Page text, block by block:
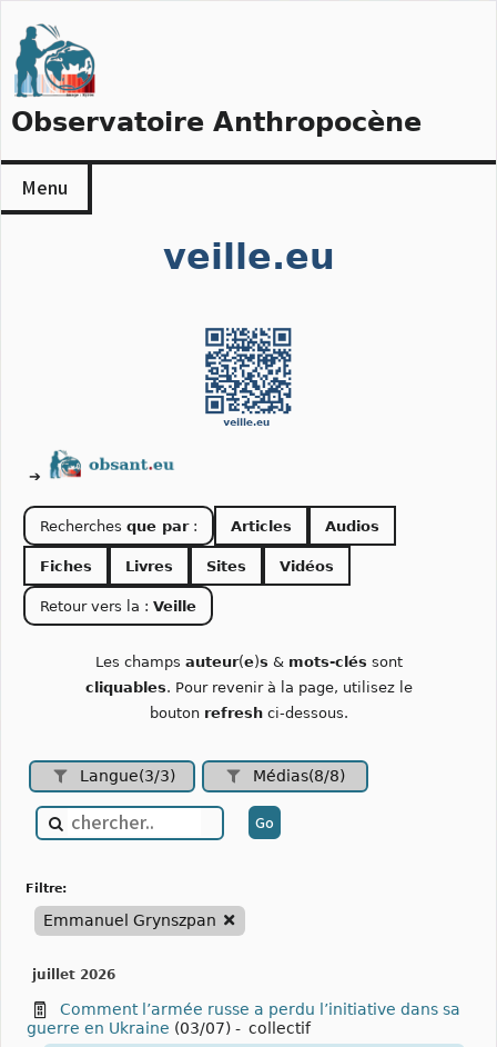
to
content
Observatoire Anthropocène
Menu
veille.eu
➔
Recherches que par: Articles Audios
Fiches Livres Sites Vidéos
Retour vers la : Veille
Les champs auteur(e)s & mots-clés sont
cliquables. Pour revenir à la page, utilisez le
bouton refreshci-dessous.
Langue(3/3) Médias(8/8)
filtre:
Emmanuel Grynszpan
juillet 2026
Comment l’armée russe a perdu l’initiative dans sa
guerre en Ukraine (03/07) - collectif